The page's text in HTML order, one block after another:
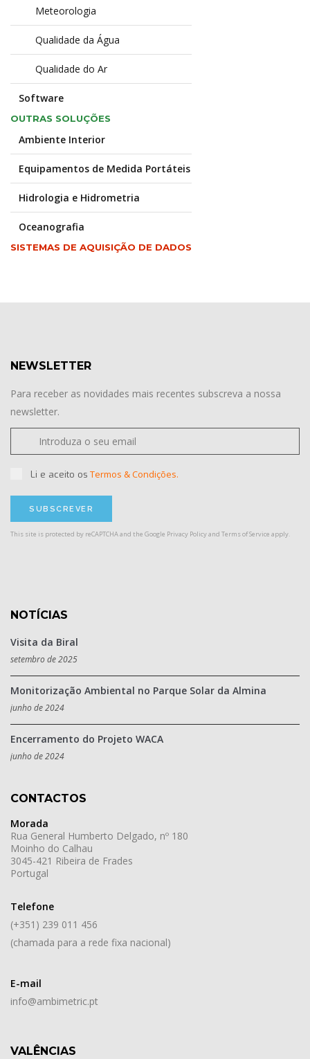
Meteorologia
Qualidade da Água
Qualidade do Ar
Software
OUTRAS SOLUÇÕES
Ambiente Interior
Equipamentos de Medida Portáteis
Hidrologia e Hidrometria
Oceanografia
SISTEMAS DE AQUISIÇÃO DE DADOS
NEWSLETTER
Para receber as novidades mais recentes subscreva a nossa
newsletter.
Li e aceito os Termos & Condições.
This site is protected by reCAPTCHA and the Google Privacy Policyand Terms of Service apply.
NOTÍCIAS
Visita da Biral
setembro de 2025
Monitorização Ambiental no Parque Solar da Almina
junho de 2024
Encerramento do Projeto WACA
junho de 2024
CONTACTOS
Morada
Rua General Humberto Delgado, nº 180
Moinho do Calhau
3045-421 Ribeira de Frades
Portugal
Telefone
(+351) 239 011 456
(chamada para a rede fixa nacional)
E-mail
info@ambimetric.pt
VALÊNCIAS